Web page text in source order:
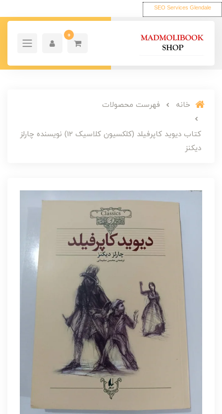
SEO Services Glendale
0
خانه فهرست محصولات
کتاب دیوید کاپرفیلد (کلکسیون کلاسیک 12) نویسنده چارلز
دیکنز